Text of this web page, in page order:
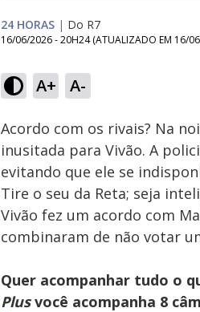
24 HORAS | Do R7
16/06/2026 - 20H24 (ATUALIZADO EM 16/
A+ A-
Ativar
Som
Acordo com os rivais? Na
inusitada para Vivão. A
evitando que ele se
Tire o seu da Reta; seja
Vivão fez um acordo com
combinaram de não votar
Quer acompanhar tudo o
Plusvocê acompanha 8